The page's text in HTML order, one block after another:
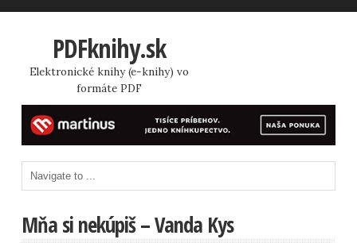
PDFknihy.sk
Elektronické knihy (e-knihy) vo
formáte PDF
Mňa si nekúpiš – Vanda Kys